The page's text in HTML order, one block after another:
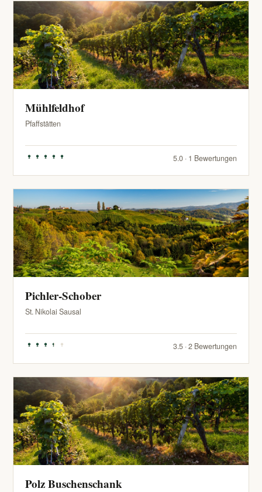
Mühlfeldhof
Pfaffstätten
5.0 · 1 Bewertungen
Pichler-Schober
St. Nikolai Sausal
3.5 · 2 Bewertungen
Polz Buschenschank